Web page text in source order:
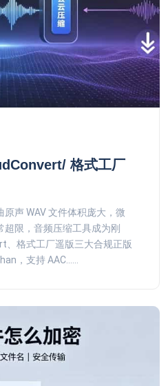
格式工厂
声 WAV 文件体积庞大，微
超限，音频压缩工具成为刚
、格式工厂遥版三大合规正版
，支持 AAC......